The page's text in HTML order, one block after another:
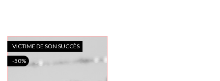
VICTIME DE SON SUCCÈS
-50%